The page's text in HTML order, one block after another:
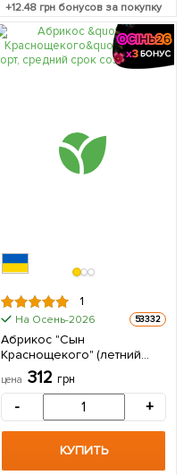
+12.48 грн бонусов за покупку
1
На Осень-2026 53332
Абрикос "Сын
Краснощекого" (летний
сорт, средний срок
созревания) 1 саженец в
цена 312 грн
- +
КУПИТЬ